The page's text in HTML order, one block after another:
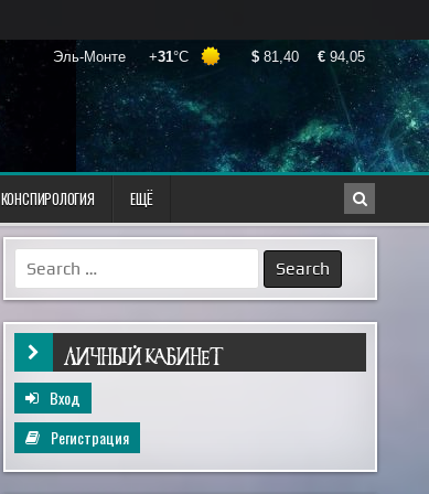
КОНСПИРОЛОГИЯ ЕЩЁ
Search
for:
ЛИЧНЫЙ КАБИНЕТ
Вход
Регистрация